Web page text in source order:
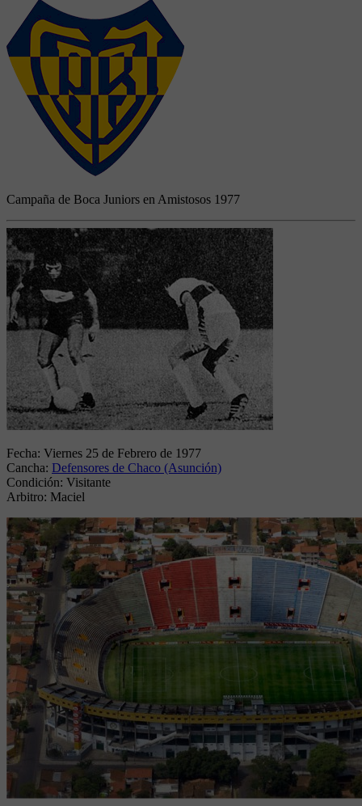
Campaña de Boca Juniors en Amistosos 1977
Fecha: Viernes 25 de Febrero de 1977
Cancha: Defensores de Chaco (Asunción)
Condición: Visitante
Arbitro: Maciel